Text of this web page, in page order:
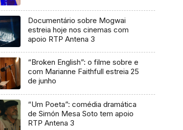
Documentário sobre Mogwai
estreia hoje nos cinemas com
apoio RTP Antena 3
“Broken English”: o filme sobre e
com Marianne Faithfull estreia 25
de junho
“Um Poeta”: comédia dramática
de Simón Mesa Soto tem apoio
RTP Antena 3